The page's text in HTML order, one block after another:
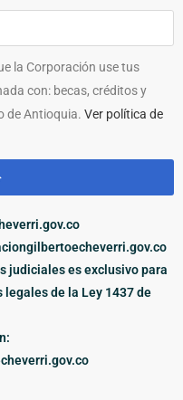
la Corporación use tus
con: becas, créditos y
de Antioquia. Ver política de
judiciales es exclusivo para
de la Ley 1437 de